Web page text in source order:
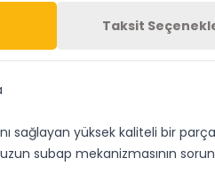
Taksit
sağlayan yüksek kaliteli bir
subap mekanizmasının